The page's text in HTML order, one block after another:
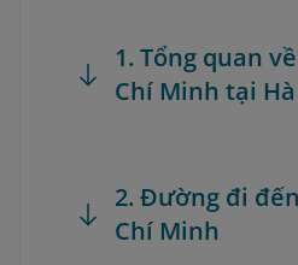
1. Tổng quan
Chí Minh tại
2. Đường đi
Chí Minh